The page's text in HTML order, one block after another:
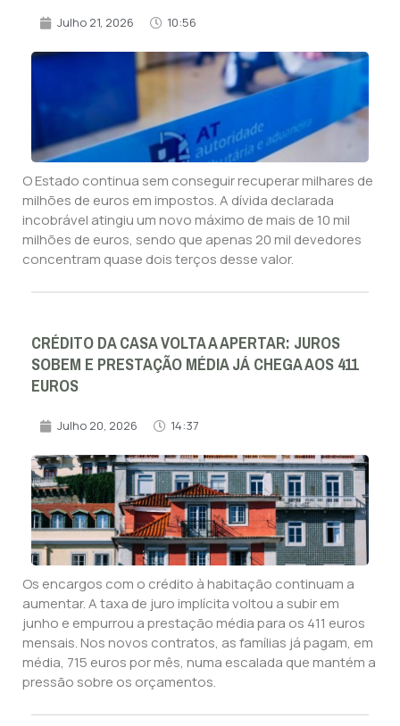
Julho 21, 2026 10:56
O Estado continua sem conseguir recuperar milhares de
milhões de euros em impostos. A dívida declarada
incobrável atingiu um novo máximo de mais de 10 mil
milhões de euros, sendo que apenas 20 mil devedores
concentram quase dois terços desse valor.
CRÉDITO DA CASA VOLTA A APERTAR: JUROS
SOBEM E PRESTAÇÃO MÉDIA JÁ CHEGA AOS 411
EUROS
Julho 20, 2026 14:37
Os encargos com o crédito à habitação continuam a
aumentar. A taxa de juro implícita voltou a subir em
junho e empurrou a prestação média para os 411 euros
mensais. Nos novos contratos, as famílias já pagam, em
média, 715 euros por mês, numa escalada que mantém a
pressão sobre os orçamentos.